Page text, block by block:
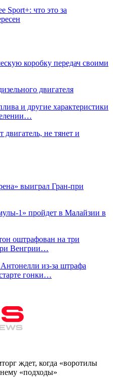
Sport+: что это за
коробку передач своими
двигателя
и другие характеристики
не тянет и
выиграл Гран‑при
пройдет в Малайзии в
оштрафован на три
Венгрии…
из‑за штрафа
гонки…
ждет, когда «воротилы
нему «подходы»